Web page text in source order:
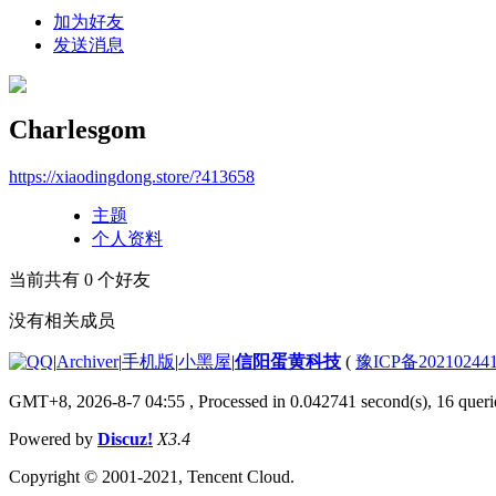
加为好友
发送消息
Charlesgom
https://xiaodingdong.store/?413658
主题
个人资料
当前共有 0 个好友
没有相关成员
|Archiver|手机版|小黑屋|信阳蛋黄科技 ( 豫ICP备
GMT+8, 2026-8-7 04:55 , Processed in 0.042741 second(s), 16
Powered by Discuz! X3.4
Copyright © 2001-2021, Tencent Cloud.